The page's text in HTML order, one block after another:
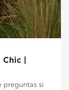
|
preguntas si